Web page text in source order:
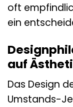
oft
ein
auf
Das Design
Umstands-